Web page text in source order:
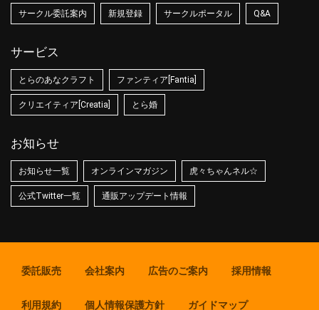
サークル委託案内 新規登録 サークルポータル Q&A
サービス
とらのあなクラフト ファンティア[Fantia]
クリエイティア[Creatia] とら婚
お知らせ
お知らせ一覧 オンラインマガジン 虎々ちゃんネル☆
公式Twitter一覧 通販アップデート情報
委託販売 会社案内 広告のご案内 採用情報
利用規約 個人情報保護方針 ガイドマップ